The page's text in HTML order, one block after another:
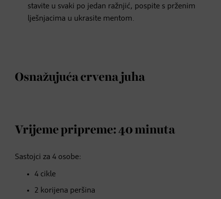
stavite u svaki po jedan ražnjić, pospite s prženim
lješnjacima u ukrasite mentom.
Osnažujuća crvena juha
Vrijeme pripreme: 40 minuta
Sastojci za 4 osobe:
4 cikle
2 korijena peršina